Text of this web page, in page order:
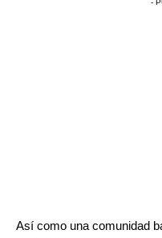
-
Así como una comunidad